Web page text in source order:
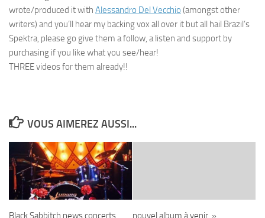
wrote/produced it with Alessandro Del Vecchio (amongst other
writers) and you’ll hear my backing vox all over it but all hail Brazil’s
Spektra, please go give them a follow, a listen and support by
purchasing if you like what you see/hear!
THREE videos for them already!!
VOUS AIMEREZ AUSSI...
Black Sabbitch news concerts
nouvel album à venir »